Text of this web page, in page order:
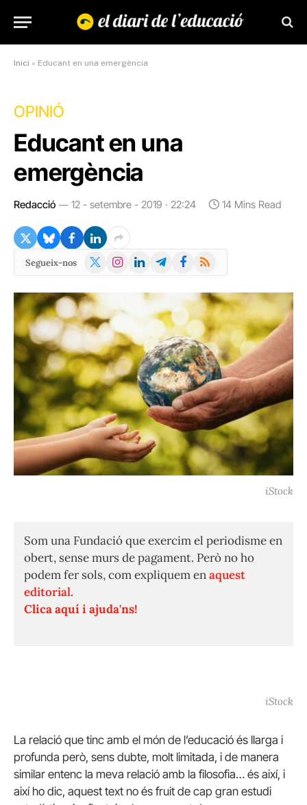
Inici » Educant en una emergència
OPINIÓ
Educant en una
emergència
Redacció 12 - setembre - 2019 · 22:24 14 Mins Read
Segueix-nos
X
Instagram
LinkedInTelegramFacebook
RSS
iStock
Som una Fundació que exercim el periodisme en
obert, sense murs de pagament. Però no ho
podem fer sols, com expliquem enaquest
editorial.
Clica aquí i ajuda'ns!
iStock
La relació que tinc amb el món de l’educació és llarga i
profunda però, sens dubte, molt limitada, i de manera
similar entenc la meva relació amb la filosofia… és així, i
així ho dic, aquest text no és fruit de cap gran estudi